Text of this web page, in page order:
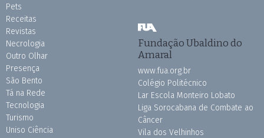
Pets
Receitas
Revistas
Necrologia
Outro Olhar
Presença
São Bento
Tá na Rede
Tecnologia
Turismo
Uniso Ciência
Fundação Ubaldino do
Amaral
www.fua.org.br
Colégio Politécnico
Lar Escola Monteiro Lobato
Liga Sorocabana de Combate ao
Câncer
Vila dos Velhinhos